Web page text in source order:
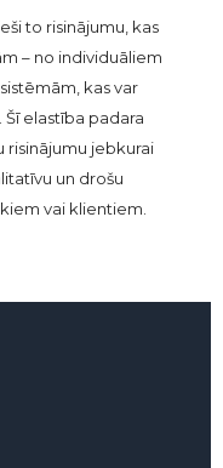
to risinājumu, kas
– no individuāliem
kas var
elastība padara
risinājumu jebkurai
un drošu
vai klientiem.